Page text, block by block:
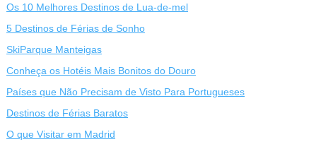
Os 10 Melhores Destinos de Lua-de-mel
5 Destinos de Férias de Sonho
SkiParque Manteigas
Conheça os Hotéis Mais Bonitos do Douro
Países que Não Precisam de Visto Para Portugueses
Destinos de Férias Baratos
O que Visitar em Madrid